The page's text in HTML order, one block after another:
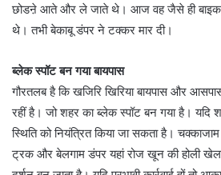
छोडऩे आते और ले जाते थे। आज वह जैसे ही
थे। तभी बेकाबू डंपर ने टक्कर मार दी।
ब्लेक स्पॉट बन गया बायपास
गौरतलब है कि खजिरि खिरिया बायपास और
रहीं है। जो शहर का ब्लेक स्पॉट बन गया है। यदि
स्थिति को नियंत्रित किया जा सकता है।
ट्रक और बेलगाम डंपर यहां रोज खून की होली